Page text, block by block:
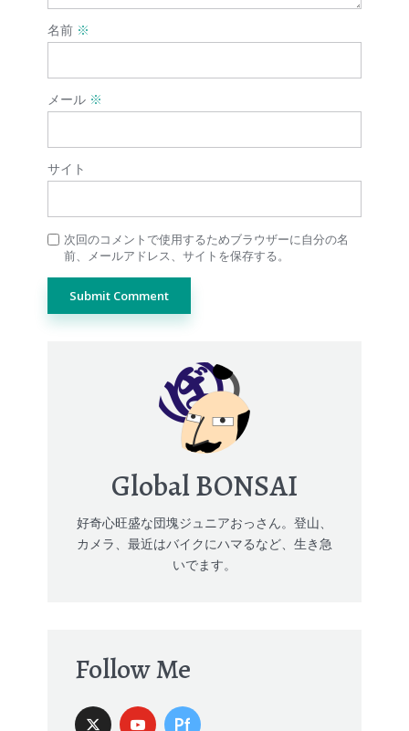
名前 ※
メール ※
サイト
次回のコメントで使用するためブラウザーに自分の名
前、メールアドレス、サイトを保存する。
Global BONSAI
好奇心旺盛な団塊ジュニアおっさん。登山、
カメラ、最近はバイクにハマるなど、生き急
いでます。
Follow Me